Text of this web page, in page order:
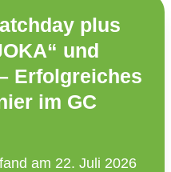
plus
und
Erfolgreiches
im GC
am 22. Juli 2026